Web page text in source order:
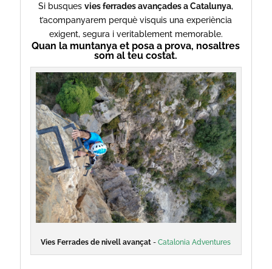
Si busquesvies ferrades avançades a Catalunya,
t’acompanyarem perquè visquis una experiència
exigent, segura i veritablement memorable.
Quan la muntanya et posa a prova, nosaltres
som al teu costat.
Vies Ferrades de nivell avançat -Catalonia Adventures